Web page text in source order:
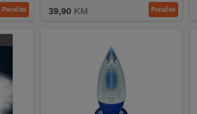
Poručite 39,90 KM Poručite